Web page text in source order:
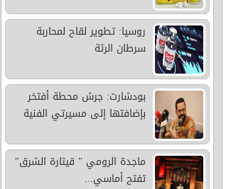
روسيا: تطوير لقاح لمحاربة
سرطان الرئة
بودشارت: جرش محطة أفتخر
بإضافتها إلى مسيرتي الفنية
ماجدة الرومي " قيثارة الشرق"
تفتح أماسي...